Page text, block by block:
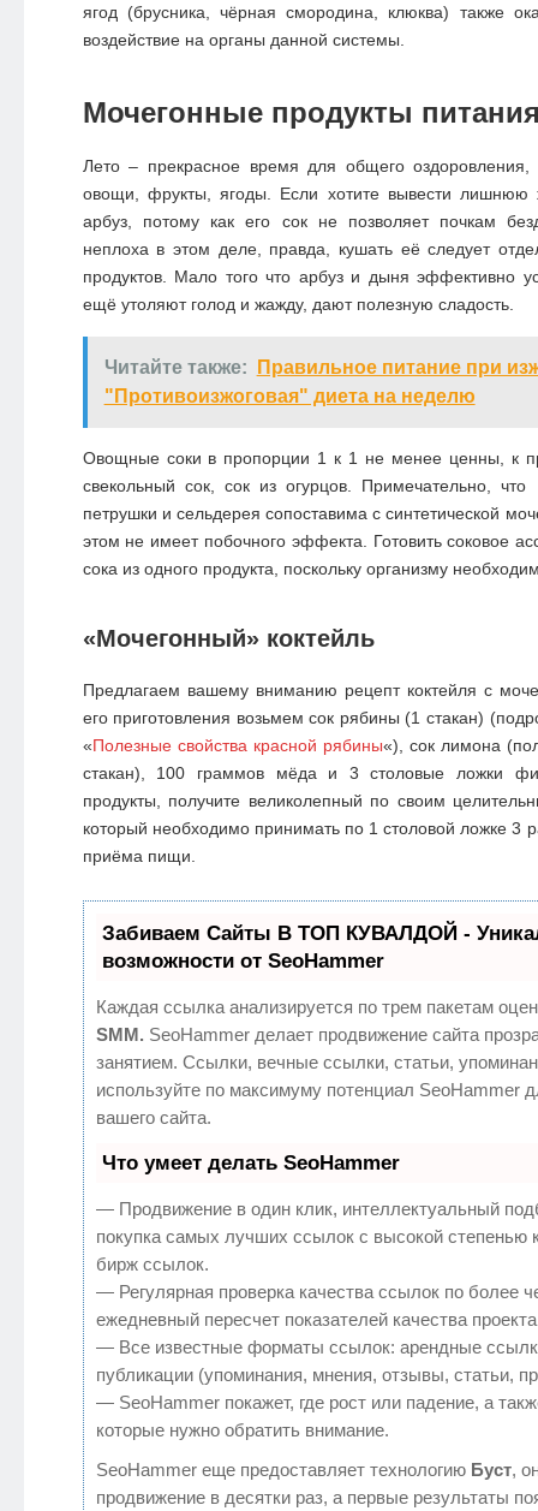
ягод (брусника, чёрная смородина, клюква) также
воздействие на органы данной системы.
Мочегонные продукты
Лето – прекрасное время для общего оздоровления,
овощи, фрукты, ягоды. Если хотите вывести лишнюю
арбуз, потому как его сок не позволяет почкам
неплоха в этом деле, правда, кушать её следует
продуктов. Мало того что арбуз и дыня эффективно
ещё утоляют голод и жажду, дают полезную сладость.
Читайте также:
Правильное питание при
"Противоизжоговая" диета на неделю
Овощные соки в пропорции 1 к 1 не менее ценны, к
свекольный сок, сок из огурцов. Примечательно, что
петрушки и сельдерея сопоставима с синтетической
этом не имеет побочного эффекта. Готовить соковое
сока из одного продукта, поскольку организму
«Мочегонный» коктейль
Предлагаем вашему вниманию рецепт коктейля с
его приготовления возьмем сок рябины (1 стакан)
«Полезные свойства красной рябины«), сок лимона
стакан), 100 граммов мёда и 3 столовые ложки
продукты, получите великолепный по своим
который необходимо принимать по 1 столовой ложке 3
приёма пищи.
Забиваем Сайты В ТОП КУВАЛДОЙ -
возможности от SeoHammer
Каждая ссылка анализируется по трем пакетам
SMM. SeoHammer делает продвижение сайта
занятием. Ссылки, вечные ссылки, статьи,
используйте по максимуму потенциал SeoHammer
вашего сайта.
Что умеет делать SeoHammer
— Продвижение в один клик, интеллектуальный
покупка самых лучших ссылок с высокой степенью
бирж ссылок.
— Регулярная проверка качества ссылок по более
ежедневный пересчет показателей качества
— Все известные форматы ссылок: арендные
публикации (упоминания, мнения, отзывы, статьи,
— SeoHammer покажет, где рост или падение, а
которые нужно обратить внимание.
SeoHammer еще предоставляет технологию Буст,
продвижение в десятки раз, а первые результаты